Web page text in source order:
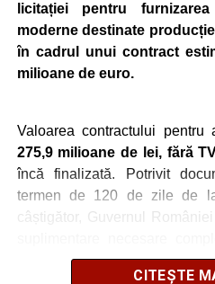
licitației pentru
moderne destinate
în cadrul unui contract
milioane de euro.
Valoarea contractului
275,9 milioane de lei, fără
încă finalizată. Potrivit
termen de 120 de zile de
câștigător, Guvernul
Abia după această etapă va
CITEȘTE